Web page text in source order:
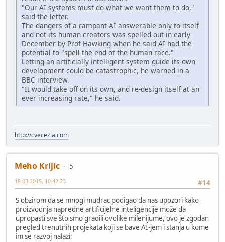
"Our AI systems must do what we want them to do,"
said the letter.
The dangers of a rampant AI answerable only to itself
and not its human creators was spelled out in early
December by Prof Hawking when he said AI had the
potential to "spell the end of the human race."
Letting an artificially intelligent system guide its own
development could be catastrophic, he warned in a
BBC interview.
"It would take off on its own, and re-design itself at an
ever increasing rate," he said.
http://cvecezla.com
Meho Krljic
5
#14
18-03-2015, 10:42:23
S obzirom da se mnogi mudrac podigao da nas upozori kako
proizvodnja napredne artificijelne inteligencije može da
upropasti sve što smo gradili ovolike milenijume, ovo je zgodan
pregled trenutnih projekata koji se bave AI-jem i stanja u kome
im se razvoj nalazi: